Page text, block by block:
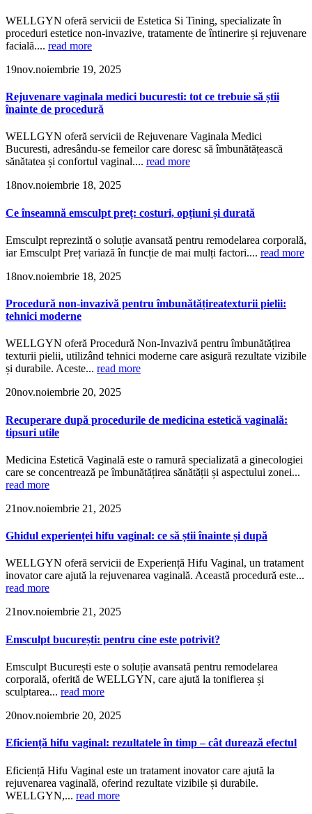
WELLGYN oferă servicii de Estetica Si Tining, specializate în
proceduri estetice non-invazive, tratamente de întinerire și rejuvenare
facială.... read more
19nov.noiembrie 19, 2025
Rejuvenare vaginala medici bucuresti: tot ce trebuie să știi
înainte de procedură
WELLGYN oferă servicii de Rejuvenare Vaginala Medici
Bucuresti, adresându-se femeilor care doresc să îmbunătățească
sănătatea și confortul vaginal.... read more
18nov.noiembrie 18, 2025
Ce înseamnă emsculpt preț: costuri, opțiuni și durată
Emsculpt reprezintă o soluție avansată pentru remodelarea corporală,
iar Emsculpt Preț variază în funcție de mai mulți factori.... read more
18nov.noiembrie 18, 2025
Procedură non-invazivă pentru îmbunătățireatexturii pielii:
tehnici moderne
WELLGYN oferă Procedură Non-Invazivă pentru îmbunătățirea
texturii pielii, utilizând tehnici moderne care asigură rezultate vizibile
și durabile. Aceste... read more
20nov.noiembrie 20, 2025
Recuperare după procedurile de medicina estetică vaginală:
tipsuri utile
Medicina Estetică Vaginală este o ramură specializată a ginecologiei
care se concentrează pe îmbunătățirea sănătății și aspectului zonei...
read more
21nov.noiembrie 21, 2025
Ghidul experienței hifu vaginal: ce să știi înainte și după
WELLGYN oferă servicii de Experiență Hifu Vaginal, un tratament
inovator care ajută la rejuvenarea vaginală. Această procedură este...
read more
21nov.noiembrie 21, 2025
Emsculpt bucurești: pentru cine este potrivit?
Emsculpt București este o soluție avansată pentru remodelarea
corporală, oferită de WELLGYN, care ajută la tonifierea și
sculptarea... read more
20nov.noiembrie 20, 2025
Eficiență hifu vaginal: rezultatele în timp – cât durează efectul
Eficiență Hifu Vaginal este un tratament inovator care ajută la
rejuvenarea vaginală, oferind rezultate vizibile și durabile.
WELLGYN,... read more